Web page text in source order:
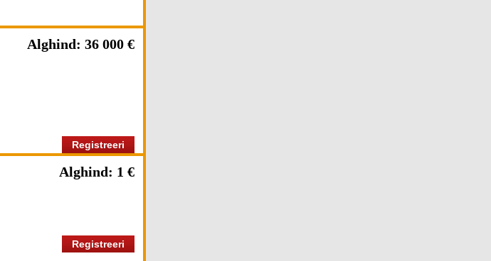
Alghind: 36 000 €
Registreeri
Alghind: 1 €
Registreeri